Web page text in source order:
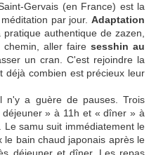
Gervais (en France) est la
par jour. Adaptation
authentique de zazen,
chemin, aller faire sesshin au
un cran. C'est rejoindre la
déjà combien est précieux leur
n'y a guère de pauses. Trois
» à 11h et « dîner » à
samu suit immédiatement le
bain chaud japonais après le